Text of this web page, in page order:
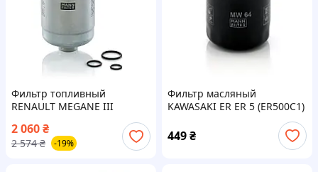
Фильтр топливный
RENAULT MEGANE III
GRANDTOUR (KZ0/1) 1.5 DCI
2008.11 - 2016.01 MANN
(WK9012X)
2 060₴
2 574 ₴ -19%
Фильтр масляный
KAWASAKI ER ER 5 (ER500C1)
449₴